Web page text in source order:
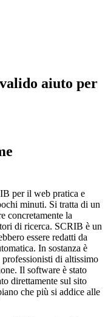
aiuto per
per il web pratica e
minuti. Si tratta di un
concretamente la
di ricerca. SCRIB è un
essere redatti da
In sostanza è
di altissimo
Il software è stato
direttamente sul sito
che più si addice alle